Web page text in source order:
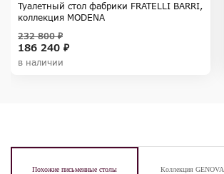
Туалетный стол фабрики FRATELLI BARRI,
коллекция MODENA
186 240 ₽
232 800 ₽
в наличии
Похожие письменные столы Коллекция GENOVA